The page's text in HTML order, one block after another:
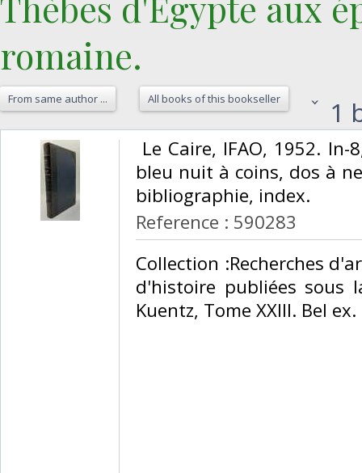
romaine.‎
From same author ... All books of this bookseller 1
Le Caire, IFAO, 1952.
bleu nuit à coins, dos à
bibliographie, index. ‎
Reference : 590283
‎Collection :Recherches
d'histoire publiées sous
Kuentz, Tome XXIII. Bel